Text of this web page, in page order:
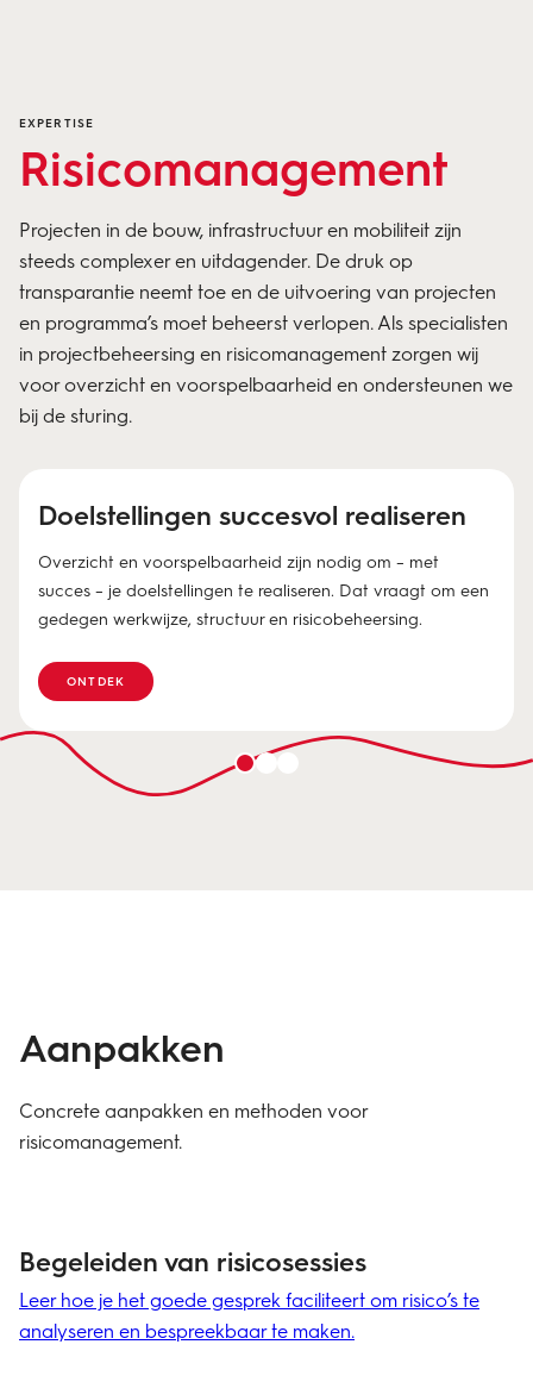
EXPERTISE
Risico­management
Projecten in de bouw, infrastructuur en mobiliteit zijn
steeds complexer en uitdagender. De druk op
transparantie neemt toe en de uitvoering van projecten
en programma’s moet beheerst verlopen. Als specialisten
in projectbeheersing en risicomanagement zorgen wij
voor overzicht en voorspelbaarheid en ondersteunen we
bij de sturing.
Doelstellingen succesvol realiseren
Overzicht en voorspelbaarheid zijn nodig om – met
succes – je doelstellingen te realiseren. Dat vraagt om een
gedegen werkwijze, structuur en risicobeheersing.
ONTDEK
Aanpakken
Concrete aanpakken en methoden voor
risicomanagement.
Begeleiden van risicosessies
Leer hoe je het goede gesprek faciliteert om risico’s te
analyseren en bespreekbaar te maken.